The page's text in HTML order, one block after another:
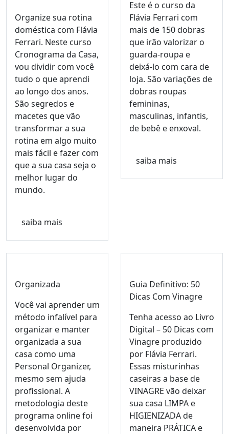
Organize sua rotina
doméstica com Flávia
Ferrari. Neste curso
Cronograma da Casa,
vou dividir com você
tudo o que aprendi
ao longo dos anos.
São segredos e
macetes que vão
transformar a sua
rotina em algo muito
mais fácil e fazer com
que a sua casa seja o
melhor lugar do
mundo.
saiba mais
Este é o curso da
Flávia Ferrari com
mais de 150 dobras
que irão valorizar o
guarda-roupa e
deixá-lo com cara de
loja. São variações de
dobras roupas
femininas,
masculinas, infantis,
de bebê e enxoval.
saiba mais
Organizada
Você vai aprender um
método infalível para
organizar e manter
organizada a sua
casa como uma
Personal Organizer,
mesmo sem ajuda
profissional. A
metodologia deste
programa online foi
desenvolvida por
Guia Definitivo: 50
Dicas Com Vinagre
Tenha acesso ao Livro
Digital – 50 Dicas com
Vinagre produzido
por Flávia Ferrari.
Essas misturinhas
caseiras a base de
VINAGRE vão deixar
sua casa LIMPA e
HIGIENIZADA de
maneira PRÁTICA e